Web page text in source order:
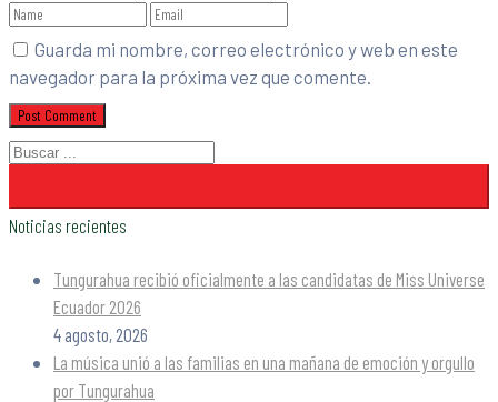
Guarda mi nombre, correo electrónico y web en este
navegador para la próxima vez que comente.
Noticias recientes
Tungurahua recibió oficialmente a las candidatas de Miss Universe
Ecuador 2026
4 agosto, 2026
La música unió a las familias en una mañana de emoción y orgullo
por Tungurahua